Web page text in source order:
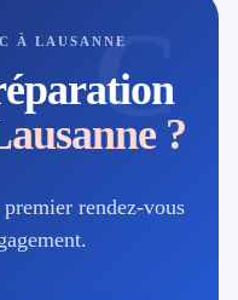
C
À LAUSANNE
?
rendez-vous